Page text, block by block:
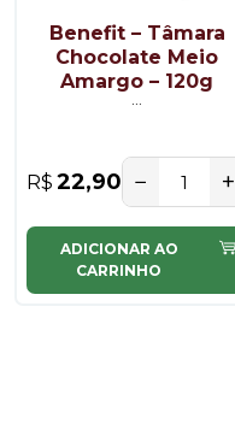
Benefit – Tâmara
Chocolate Meio
Amargo – 120g
...
R$ 22,90 − +
ADICIONAR AO
CARRINHO